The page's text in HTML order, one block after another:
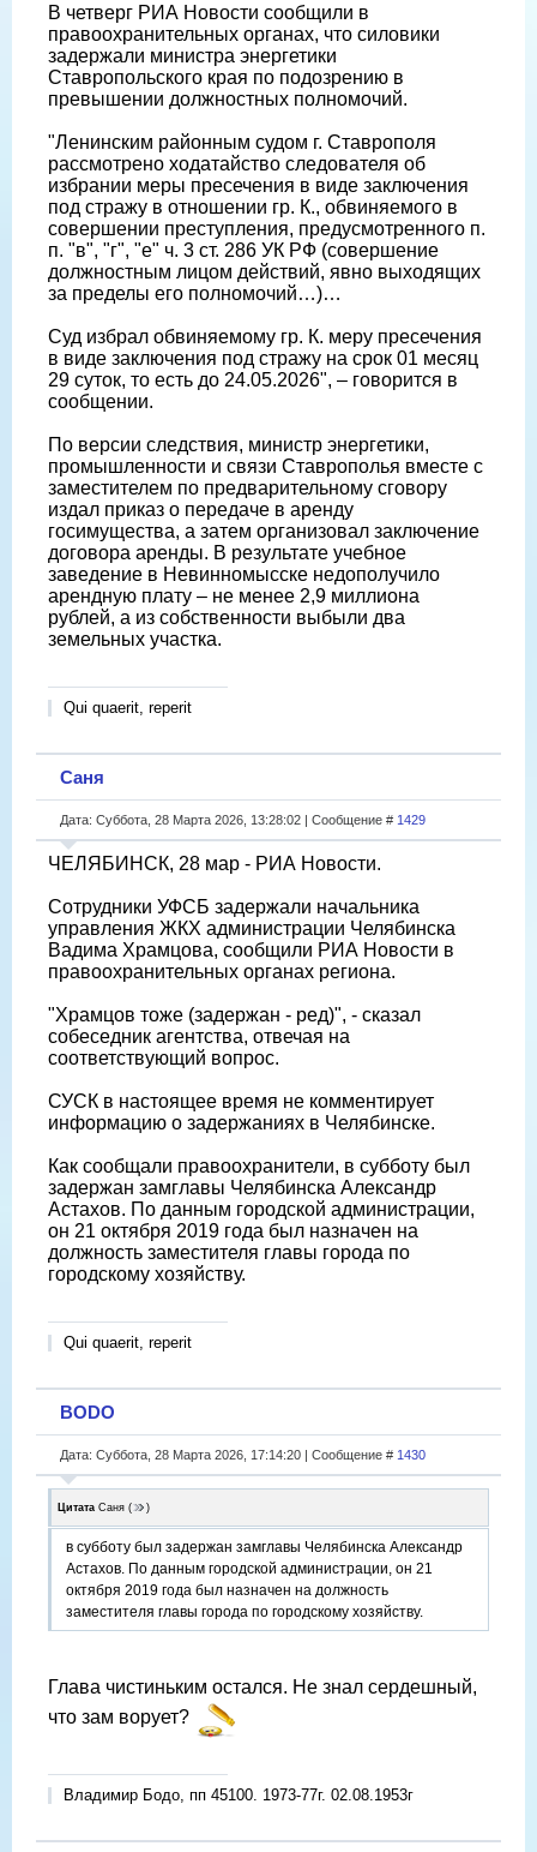
В четверг РИА Новости сообщили в
правоохранительных органах, что силовики
задержали министра энергетики
Ставропольского края по подозрению в
превышении должностных полномочий.
"Ленинским районным судом г. Ставрополя
рассмотрено ходатайство следователя об
избрании меры пресечения в виде заключения
под стражу в отношении гр. К., обвиняемого в
совершении преступления, предусмотренного п.
п. "в", "г", "е" ч. 3 ст. 286 УК РФ (совершение
должностным лицом действий, явно выходящих
за пределы его полномочий…)…
Суд избрал обвиняемому гр. К. меру пресечения
в виде заключения под стражу на срок 01 месяц
29 суток, то есть до 24.05.2026", – говорится в
сообщении.
По версии следствия, министр энергетики,
промышленности и связи Ставрополья вместе с
заместителем по предварительному сговору
издал приказ о передаче в аренду
госимущества, а затем организовал заключение
договора аренды. В результате учебное
заведение в Невинномысске недополучило
арендную плату – не менее 2,9 миллиона
рублей, а из собственности выбыли два
земельных участка.
Qui quaerit, reperit
Саня
Дата: Суббота, 28 Марта 2026, 13:28:02 | Сообщение # 1429
ЧЕЛЯБИНСК, 28 мар - РИА Новости.
Сотрудники УФСБ задержали начальника
управления ЖКХ администрации Челябинска
Вадима Храмцова, сообщили РИА Новости в
правоохранительных органах региона.
"Храмцов тоже (задержан - ред)", - сказал
собеседник агентства, отвечая на
соответствующий вопрос.
СУСК в настоящее время не комментирует
информацию о задержаниях в Челябинске.
Как сообщали правоохранители, в субботу был
задержан замглавы Челябинска Александр
Астахов. По данным городской администрации,
он 21 октября 2019 года был назначен на
должность заместителя главы города по
городскому хозяйству.
Qui quaerit, reperit
BODO
Дата: Суббота, 28 Марта 2026, 17:14:20 | Сообщение # 1430
Цитата Саня ( )
в субботу был задержан замглавы Челябинска Александр
Астахов. По данным городской администрации, он 21
октября 2019 года был назначен на должность
заместителя главы города по городскому хозяйству.
Глава чистиньким остался. Не знал сердешный,
что зам ворует?
Владимир Бодо, пп 45100. 1973-77г. 02.08.1953г